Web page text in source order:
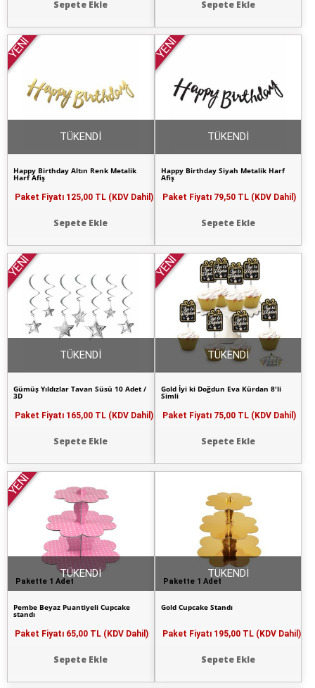
Sepete Ekle Sepete Ekle
YENİ
Happy Birthday Altın Renk Metalik
Harf Afiş
Paket Fiyatı 125,00 TL (KDV Dahil)
Sepete Ekle
TÜKENDİ
YENİ
Happy Birthday Siyah Metalik Harf
Afiş
Paket Fiyatı 79,50 TL (KDV Dahil)
Sepete Ekle
TÜKENDİ
YENİ
Gümüş Yıldızlar Tavan Süsü 10 Adet /
3D
Paket Fiyatı 165,00 TL (KDV Dahil)
Sepete Ekle
TÜKENDİ
YENİ
Gold İyi ki Doğdun Eva Kürdan 8'li
Simli
Paket Fiyatı 75,00 TL (KDV Dahil)
Sepete Ekle
TÜKENDİ
Pakette 1 Adet
YENİ
Pembe Beyaz Puantiyeli Cupcake
standı
Paket Fiyatı 65,00 TL (KDV Dahil)
Sepete Ekle
TÜKENDİ
Pakette 1 Adet
Gold Cupcake Standı
Paket Fiyatı 195,00 TL (KDV Dahil)
Sepete Ekle
TÜKENDİ